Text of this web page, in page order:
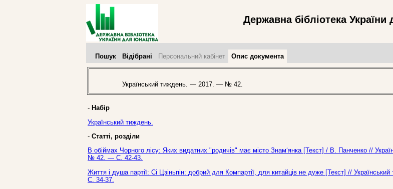
Державна бібліотека
Пошук Відібрані Персональний кабінет Опис документа
Український тиждень. — 2017. — № 42.
- Набір
Український тиждень.
- Статті, розділи
В обіймах Чорного лісу: Яких видатних "родичів" має місто Знам‘янка [Текст] / В. Панченко //
№ 42. — С. 42-43.
Життя і душа партії: Сі Цзіньпін: добрий для Компартії, для китайців не дуже [Текст] //
С. 34-37.